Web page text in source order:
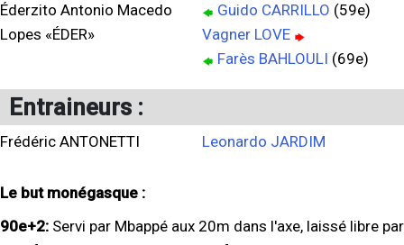
Éderzito Antonio Macedo
Lopes «ÉDER»
Guido CARRILLO (59e)
Vagner LOVE
Farès BAHLOULI (69e)
Entraineurs :
Frédéric ANTONETTI Leonardo JARDIM
Le but monégasque :
90e+2: Servi par Mbappé aux 20m dans l'axe, laissé libre par